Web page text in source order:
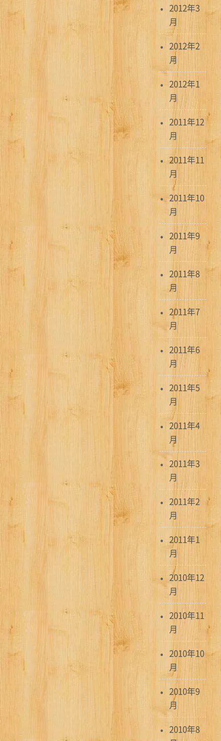
2012年3
月
2012年2
月
2012年1
月
2011年12
月
2011年11
月
2011年10
月
2011年9
月
2011年8
月
2011年7
月
2011年6
月
2011年5
月
2011年4
月
2011年3
月
2011年2
月
2011年1
月
2010年12
月
2010年11
月
2010年10
月
2010年9
月
2010年8